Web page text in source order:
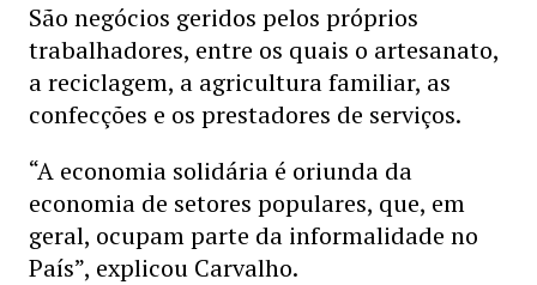
São negócios geridos pelos próprios
trabalhadores, entre os quais o artesanato,
a reciclagem, a agricultura familiar, as
confecções e os prestadores de serviços.
“A economia solidária é oriunda da
economia de setores populares, que, em
geral, ocupam parte da informalidade no
País”, explicou Carvalho.